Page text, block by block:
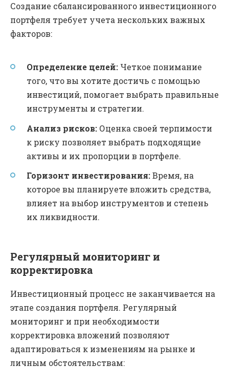
Создание сбалансированного инвестиционного
портфеля требует учета нескольких важных
факторов:
Определение целей: Четкое понимание
того, что вы хотите достичь с помощью
инвестиций, помогает выбрать правильные
инструменты и стратегии.
Анализ рисков: Оценка своей терпимости
к риску позволяет выбрать подходящие
активы и их пропорции в портфеле.
Горизонт инвестирования:Время, на
которое вы планируете вложить средства,
влияет на выбор инструментов и степень
их ликвидности.
Регулярный мониторинг и
корректировка
Инвестиционный процесс не заканчивается на
этапе создания портфеля. Регулярный
мониторинг и при необходимости
корректировка вложений позволяют
адаптироваться к изменениям на рынке и
личным обстоятельствам: